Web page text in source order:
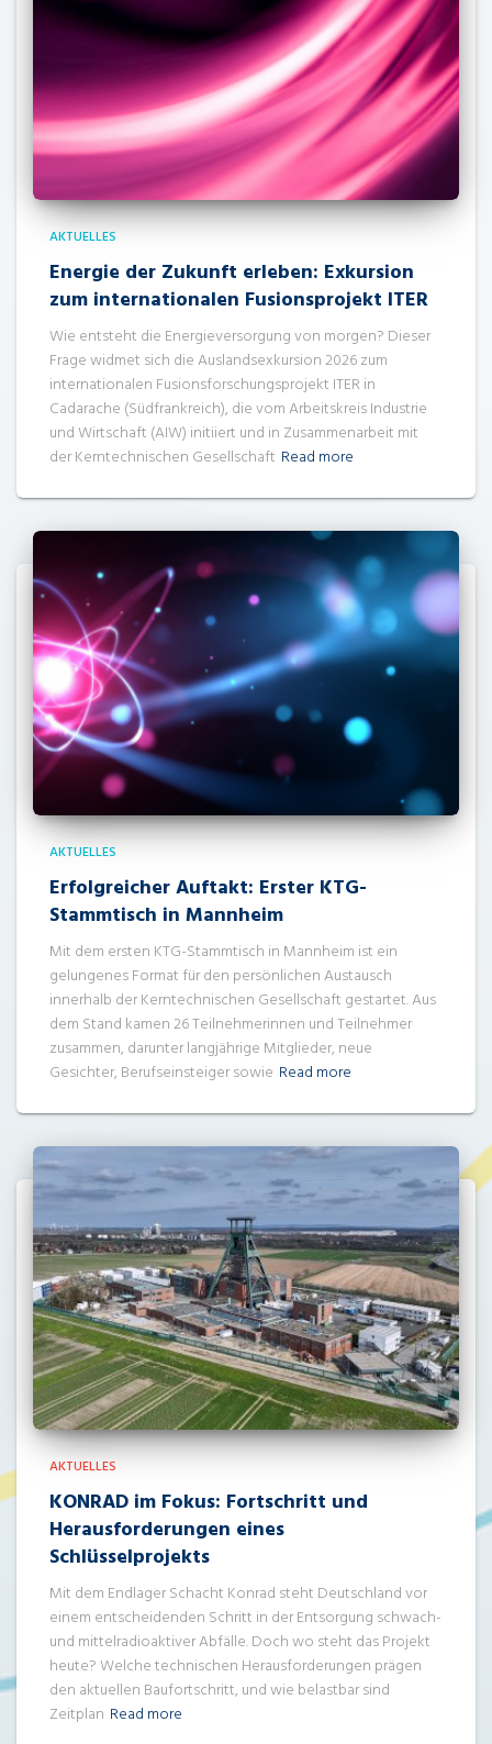
AKTUELLES
Energie der Zukunft erleben: Exkursion
zum internationalen Fusionsprojekt ITER
Wie entsteht die Energieversorgung von morgen? Dieser
Frage widmet sich die Auslandsexkursion 2026 zum
internationalen Fusionsforschungsprojekt ITER in
Cadarache (Südfrankreich), die vom Arbeitskreis Industrie
und Wirtschaft (AIW) initiiert und in Zusammenarbeit mit
der Kerntechnischen Gesellschaft Read more
AKTUELLES
Erfolgreicher Auftakt: Erster KTG-
Stammtisch in Mannheim
Mit dem ersten KTG-Stammtisch in Mannheim ist ein
gelungenes Format für den persönlichen Austausch
innerhalb der Kerntechnischen Gesellschaft gestartet. Aus
dem Stand kamen 26 Teilnehmerinnen und Teilnehmer
zusammen, darunter langjährige Mitglieder, neue
Gesichter, Berufseinsteiger sowie Read more
AKTUELLES
KONRAD im Fokus: Fortschritt und
Herausforderungen eines
Schlüsselprojekts
Mit dem Endlager Schacht Konrad steht Deutschland vor
einem entscheidenden Schritt in der Entsorgung schwach-
und mittelradioaktiver Abfälle. Doch wo steht das Projekt
heute? Welche technischen Herausforderungen prägen
den aktuellen Baufortschritt, und wie belastbar sind
Zeitplan Read more